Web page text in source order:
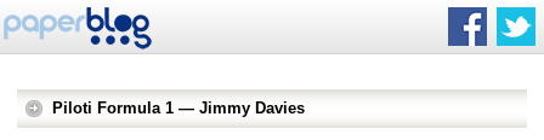
Piloti Formula 1 — Jimmy Davies